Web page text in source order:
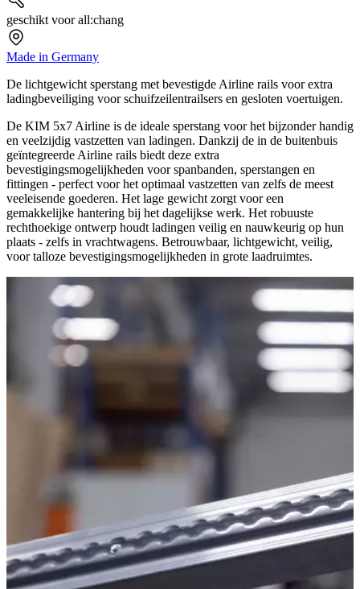
geschikt voor all:chang
Made in Germany
De lichtgewicht sperstang met bevestigde Airline rails voor extra
ladingbeveiliging voor schuifzeilentrailsers en gesloten voertuigen.
De KIM 5x7 Airline is de ideale sperstang voor het bijzonder handig
en veelzijdig vastzetten van ladingen. Dankzij de in de buitenbuis
geïntegreerde Airline rails biedt deze extra
bevestigingsmogelijkheden voor spanbanden, sperstangen en
fittingen - perfect voor het optimaal vastzetten van zelfs de meest
veeleisende goederen. Het lage gewicht zorgt voor een
gemakkelijke hantering bij het dagelijkse werk. Het robuuste
rechthoekige ontwerp houdt ladingen veilig en nauwkeurig op hun
plaats - zelfs in vrachtwagens. Betrouwbaar, lichtgewicht, veilig,
voor talloze bevestigingsmogelijkheden in grote laadruimtes.